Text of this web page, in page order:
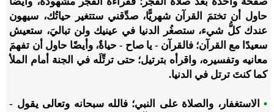
حاول أن تختمَ القرآن شهريًّا، صدِّقني ستتغير حياتُك، سيهون
عندك كلُّ شيء، ستصغُر الدنيا في عينيك ولن تباليَ، ستعيش
سعيدًا مع القرآن؛ فالقرآن - يا صاح - حياةٌ، وأيضًا حاول أن تفهمَ
معانيه وتفسيره، واقرأه بترتيل؛ حتى ترتِّلَه في الجنة أمام الملأ
كما كنتَ ترتل في الدنيا.
• الاستغفار، والصلاة على النبي؛ فالله سبحانه وتعالى يقول -